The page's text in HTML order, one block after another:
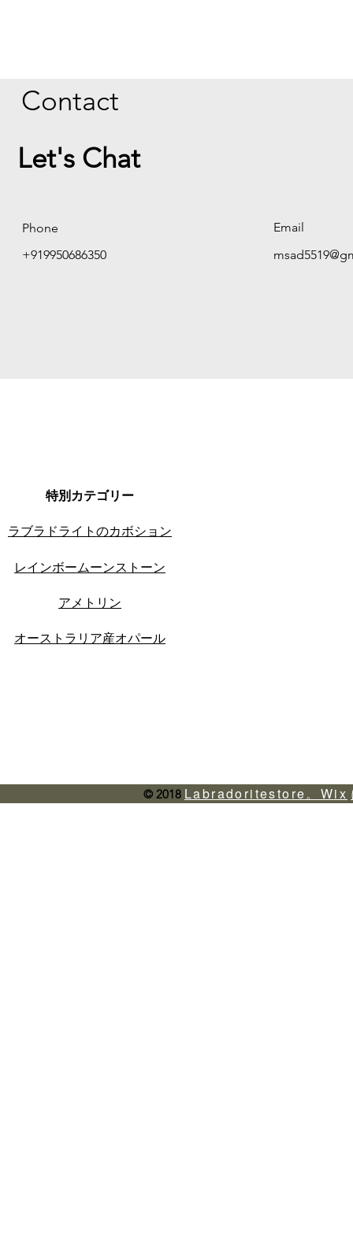
Contact
Let's Chat
Phone
+919950686350
Email
特別カテゴリー
ラブラドライトのカボション
レインボームーンストーン
アメトリン
オーストラリア産オパール
© 2018 Labradoritestore。Wix